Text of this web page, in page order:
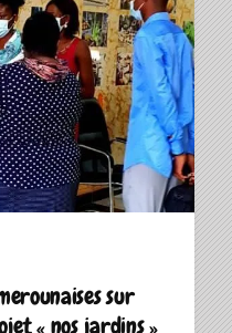
sur
« nos jardins »